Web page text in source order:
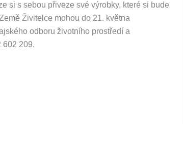
si s sebou přiveze své výrobky, které si bude
Živitelce mohou do 21. května
odboru životního prostředí a
602 209.